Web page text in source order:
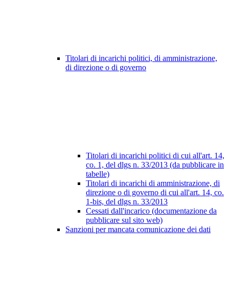
Titolari di incarichi politici, di amministrazione,
di direzione o di governo
Titolari di incarichi politici di cui all'art. 14,
co. 1, del dlgs n. 33/2013 (da pubblicare in
tabelle)
Titolari di incarichi di amministrazione, di
direzione o di governo di cui all'art. 14, co.
1-bis, del dlgs n. 33/2013
Cessati dall'incarico (documentazione da
pubblicare sul sito web)
Sanzioni per mancata comunicazione dei dati